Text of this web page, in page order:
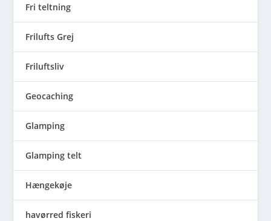
Fri teltning
Frilufts Grej
Friluftsliv
Geocaching
Glamping
Glamping telt
Hængekøje
havørred fiskeri